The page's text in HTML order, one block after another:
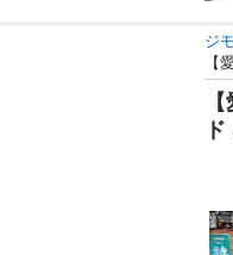
ジ
【
ド